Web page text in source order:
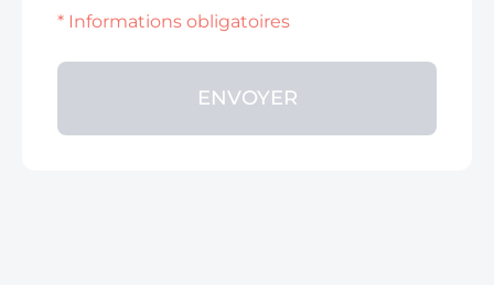
* Informations obligatoires
ENVOYER